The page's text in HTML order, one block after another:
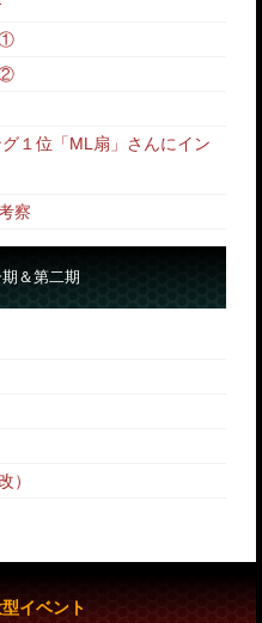
①
②
１位「ML扇」さんにイン
察
＆第二期
）
イベント